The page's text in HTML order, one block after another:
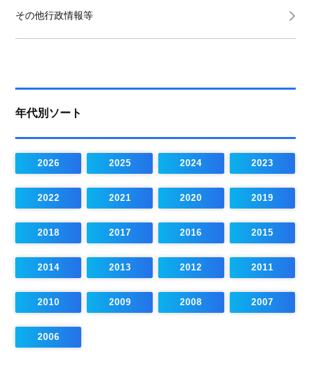
その他行政情報等
年代別ソート
2026 2025 2024 2023
2022 2021 2020 2019
2018 2017 2016 2015
2014 2013 2012 2011
2010 2009 2008 2007
2006